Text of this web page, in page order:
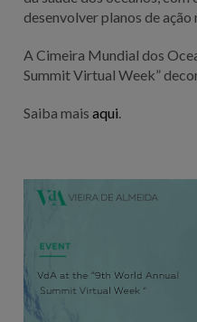
desenvolver planos de ação
A Cimeira Mundial dos
Summit Virtual Week”
Saiba mais aqui